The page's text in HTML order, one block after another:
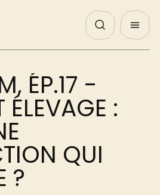
English
ÉP.17 -
ÉLEVAGE :
QUI
?